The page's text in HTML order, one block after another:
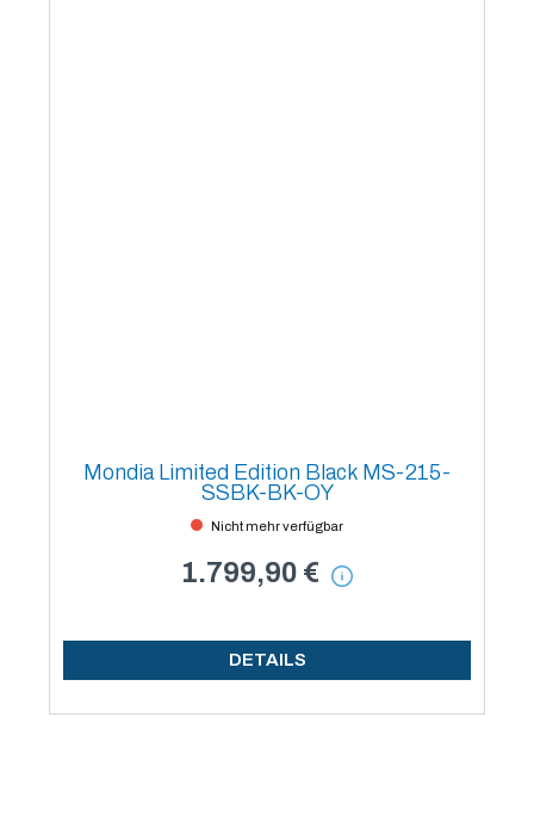
Mondia Limited Edition Black MS-215-
SSBK-BK-OY
Nicht mehr verfügbar
1.799,90 €
DETAILS